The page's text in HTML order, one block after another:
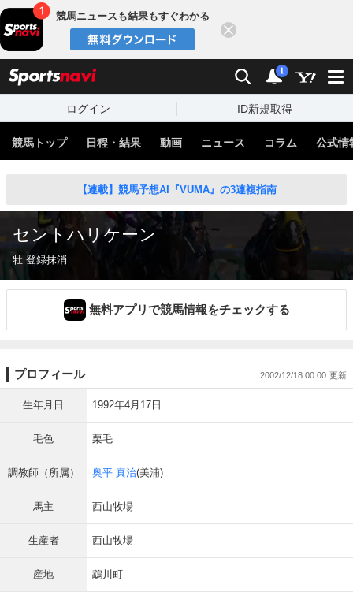
競馬ニュースも結果もすぐわかる
検索 通知
i
ログイン ID新規取得
競馬トップ 日程・結果 動画 ニュース コラム 公式情
【連載】競馬予想AI『VUMA』の3連複指南
セントハリケーン
牡 登録抹消
無料アプリで競馬情報をチェックする
プロフィール 2002/12/18 00:00
生年月日 1992年4月17日
毛色 栗毛
調教師（所属） 奥平 真治(美浦)
馬主 西山牧場
生産者 西山牧場
産地 鵡川町